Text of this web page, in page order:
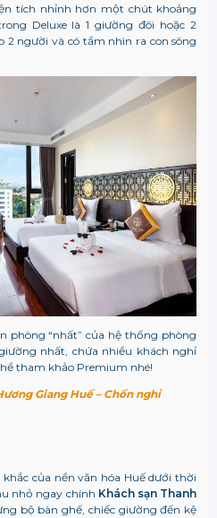
tích nhỉnh hơn một chút khoảng
Deluxe là 1 giường đôi hoặc 2
người và có tầm nhìn ra con sông
phòng “nhất” của hệ thống phòng
nhất, chứa nhiều khách nghỉ
tham khảo Premium nhé!
Giang Huế – Chốn nghỉ
của nền văn hóa Huế dưới thời
nhỏ ngay chính Khách sạn Thanh
bộ bàn ghế, chiếc giường đến kệ